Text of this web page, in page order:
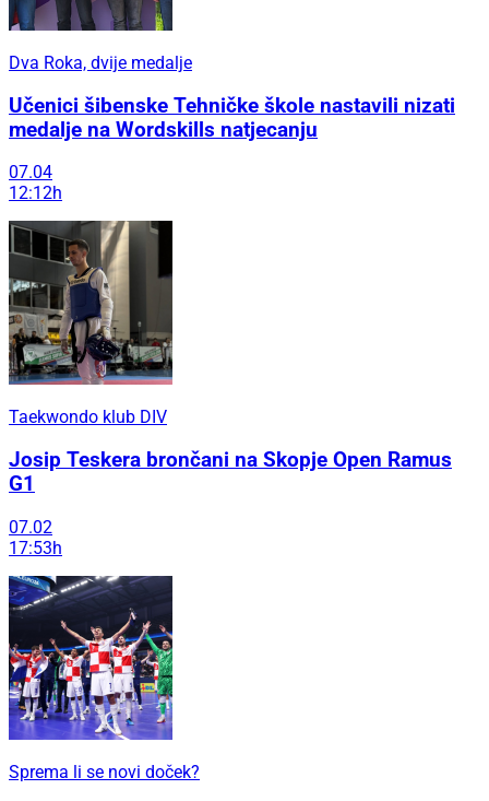
Dva Roka, dvije medalje
Učenici šibenske Tehničke škole nastavili nizati
medalje na Wordskills natjecanju
07.04
12:12h
Taekwondo klub DIV
Josip Teskera brončani na Skopje Open Ramus
G1
07.02
17:53h
Sprema li se novi doček?